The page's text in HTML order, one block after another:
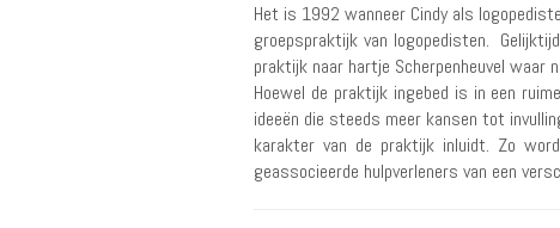
Het is 1992 wanneer Cindy als
groepspraktijk van logopedisten.
praktijk naar hartje Scherpenheuvel
Hoewel de praktijk ingebed is in een
ideeën die steeds meer kansen tot
karakter van de praktijk inluidt. Zo
geassocieerde hulpverleners van een